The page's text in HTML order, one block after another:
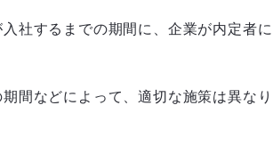
社するまでの期間に、企業が内定者に
間などによって、適切な施策は異なり